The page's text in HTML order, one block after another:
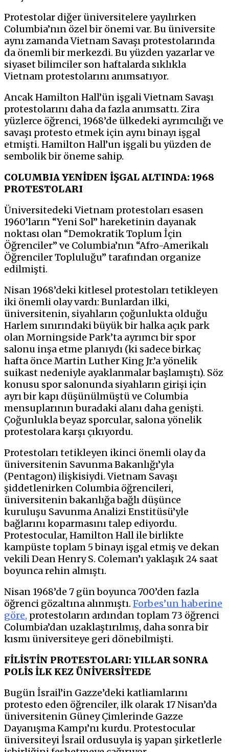
Protestolar diğer üniversitelere yayılırken
Columbia’nın özel bir önemi var. Bu üniversite
aynı zamanda Vietnam Savaşı protestolarında
da önemli bir merkezdi. Bu yüzden yazarlar ve
siyaset bilimciler son haftalarda sıklıkla
Vietnam protestolarını anımsatıyor.
Ancak Hamilton Hall’ün işgali Vietnam Savaşı
protestolarını daha da fazla anımsattı. Zira
yüzlerce öğrenci, 1968’de ülkedeki ayrımcılığı ve
savaşı protesto etmek için aynı binayı işgal
etmişti. Hamilton Hall’un işgali bu yüzden de
sembolik bir öneme sahip.
COLUMBIA YENİDEN İŞGAL ALTINDA: 1968
PROTESTOLARI
Üniversitedeki Vietnam protestoları esasen
1960’ların “Yeni Sol” hareketinin dayanak
noktası olan “Demokratik Toplum İçin
Öğrenciler” ve Columbia’nın “Afro-Amerikalı
Öğrenciler Topluluğu” tarafından organize
edilmişti.
Nisan 1968’deki kitlesel protestoları tetikleyen
iki önemli olay vardı: Bunlardan ilki,
üniversitenin, siyahların çoğunlukta olduğu
Harlem sınırındaki büyük bir halka açık park
olan Morningside Park’ta ayrımcı bir spor
salonu inşa etme planıydı (ki sadece birkaç
hafta önce Martin Luther King Jr.’a yönelik
suikast nedeniyle ayaklanmalar başlamıştı). Söz
konusu spor salonunda siyahların girişi için
ayrı bir kapı düşünülmüştü ve Columbia
mensuplarının buradaki alanı daha genişti.
Çoğunlukla beyaz sporcular, salona yönelik
protestolara karşı çıkıyordu.
Protestoları tetikleyen ikinci önemli olay da
üniversitenin Savunma Bakanlığı’yla
(Pentagon) ilişkisiydi. Vietnam Savaşı
şiddetlenirken Columbia öğrencileri,
üniversitenin bakanlığa bağlı düşünce
kuruluşu Savunma Analizi Enstitüsü’yle
bağlarını koparmasını talep ediyordu.
Protestocular, Hamilton Hall ile birlikte
kampüste toplam 5 binayı işgal etmiş ve dekan
vekili Dean Henry S. Coleman’ı yaklaşık 24 saat
boyunca rehin almıştı.
Nisan 1968’de 7 gün boyunca 700’den fazla
öğrenci gözaltına alınmıştı. Forbes’un haberine
göre, protestoların ardından toplam 73 öğrenci
Columbia’dan uzaklaştırılmış, daha sonra bir
kısmı üniversiteye geri dönebilmişti.
FİLİSTİN PROTESTOLARI: YILLAR SONRA
POLİS İLK KEZ ÜNİVERSİTEDE
Bugün İsrail’in Gazze’deki katliamlarını
protesto eden öğrenciler, ilk olarak 17 Nisan’da
üniversitenin Güney Çimlerinde Gazze
Dayanışma Kampı’nı kurdu. Protestocular
üniversiteyi İsrail ordusuyla iş yapan şirketlerle